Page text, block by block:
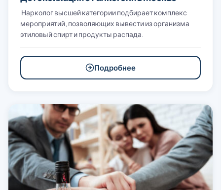
Нарколог высшей категории подбирает комплекс
мероприятий, позволяющих вывести из организма
этиловый спирт и продукты распада.
Подробнее